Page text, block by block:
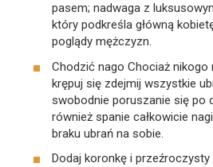
pasem; nadwaga z
który podkreśla główną
poglądy mężczyzn.
Chodzić nago Chociaż nikogo
krępuj się zdejmij wszystkie
swobodnie poruszanie się po
również spanie całkowicie
braku ubrań na sobie.
Dodaj koronkę i